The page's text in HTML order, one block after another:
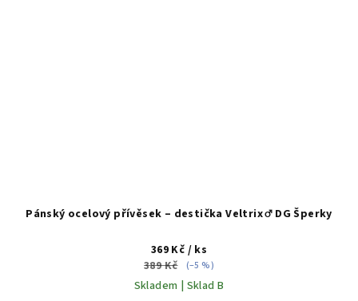
Pánský ocelový přívěsek – destička Veltrix ♂️ DG Šperky
369 Kč / ks
389 Kč
(–5 %)
Skladem | Sklad B